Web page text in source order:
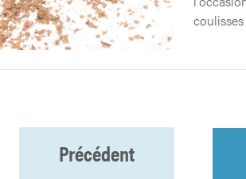
Précédent